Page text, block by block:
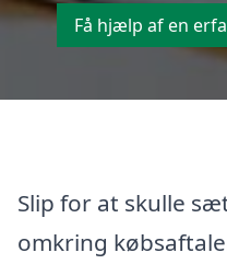
Få hjælp af en
Slip for at skulle
omkring